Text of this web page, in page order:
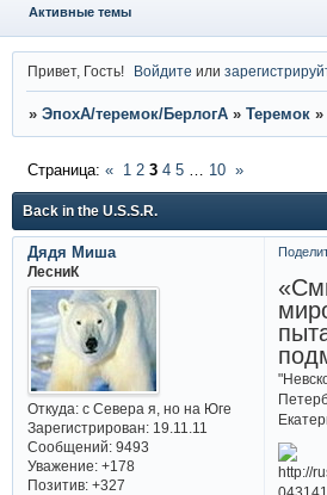
Активные темы
Привет, Гость! Войдите или
» ЭпохА/теремок/БерлогА » Теремок »
Back in the U.S.S.R.
Страница: « 1 2 3 4 5 … 10 »
Дядя Миша
ЛесниК
Откуда:с Севера я, но на Юге
Зарегистрирован: 19.11.11
Сообщений:9493
Уважение: +178
Позитив: +327